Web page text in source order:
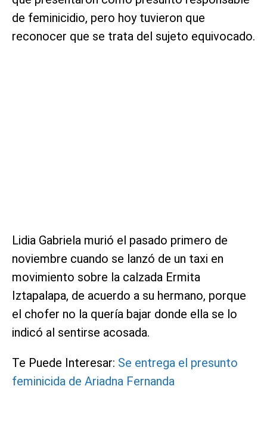
de feminicidio, pero hoy tuvieron que
reconocer que se trata del sujeto equivocado.
Lidia Gabriela murió el pasado primero de
noviembre cuando se lanzó de un taxi en
movimiento sobre la calzada Ermita
Iztapalapa, de acuerdo a su hermano, porque
el chofer no la quería bajar donde ella se lo
indicó al sentirse acosada.
Te Puede Interesar: Se entrega el presunto
feminicida de Ariadna Fernanda